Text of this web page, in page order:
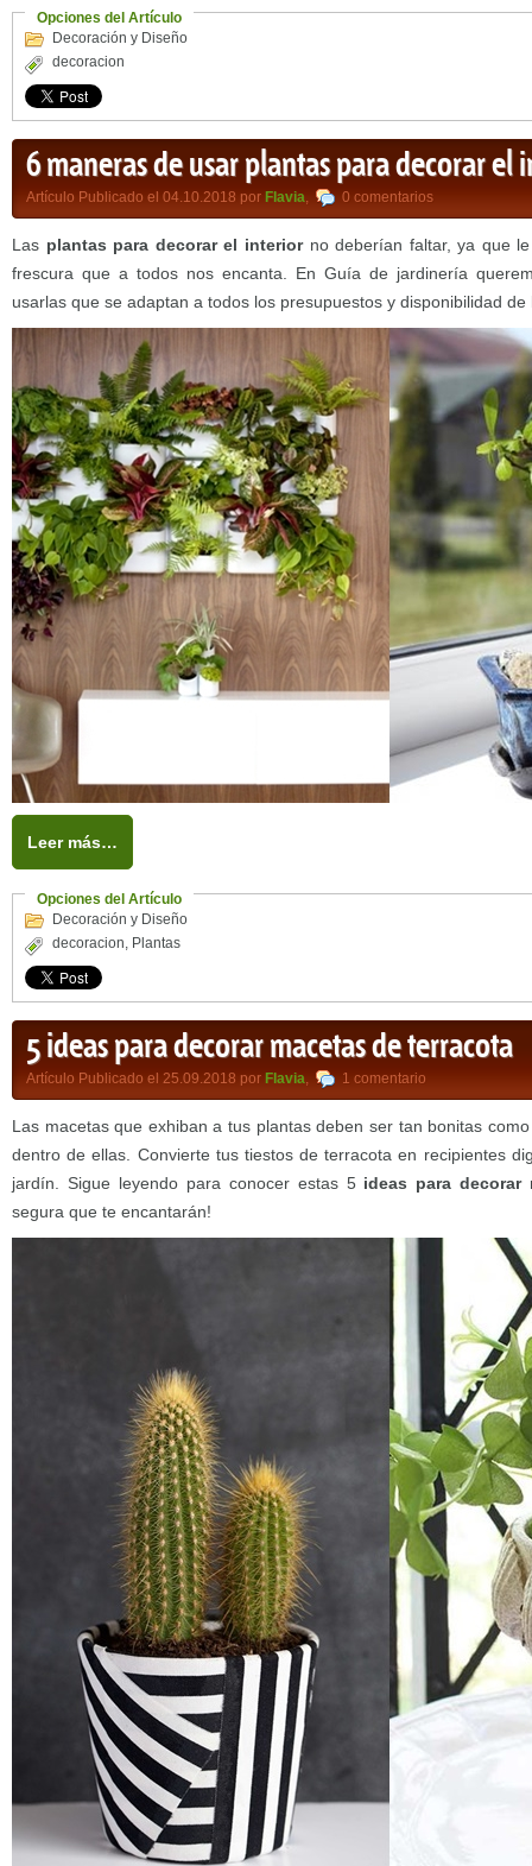
Opciones del Artículo
Decoración y Diseño
decoracion
6 maneras de usar plantas para decorar el
Artículo Publicado el 04.10.2018 por Flavia, 0 comentarios
Las plantas para decorar el interiorno deberían faltar, ya que
frescura que a todos nos encanta. En Guía de jardinería
usarlas que se adaptan a todos los presupuestos y disponibilidad de
Leer más…
Opciones del Artículo
Decoración y Diseño
decoracion, Plantas
5 ideas para decorar macetas de terracota
Artículo Publicado el 25.09.2018 por Flavia, 1 comentario
Las macetas que exhiban a tus plantas deben ser tan bonitas
dentro de ellas. Convierte tus tiestos de terracota en recipientes
jardín. Sigue leyendo para conocer estas 5 ideas para decorar
segura que te encantarán!